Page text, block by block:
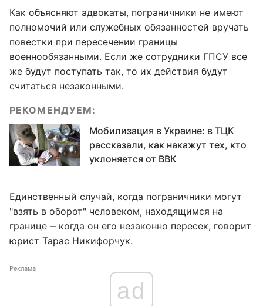
Как объясняют адвокаты, пограничники не имеют
полномочий или служебных обязанностей вручать
повестки при пересечении границы
военнообязанными. Если же сотрудники ГПСУ все
же будут поступать так, то их действия будут
считаться незаконными.
РЕКОМЕНДУЕМ:
Мобилизация в Украине: в ТЦК
рассказали, как накажут тех, кто
уклоняется от ВВК
Единственный случай, когда пограничники могут
"взять в оборот" человеком, находящимся на
границе ‒ когда он его незаконно пересек, говорит
юрист Тарас Никифорчук.
Реклама
ad